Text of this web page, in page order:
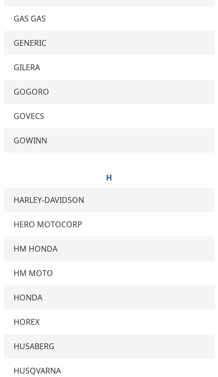
GAS GAS
GENERIC
GILERA
GOGORO
GOVECS
GOWINN
H
HARLEY-DAVIDSON
HERO MOTOCORP
HM HONDA
HM MOTO
HONDA
HOREX
HUSABERG
HUSQVARNA